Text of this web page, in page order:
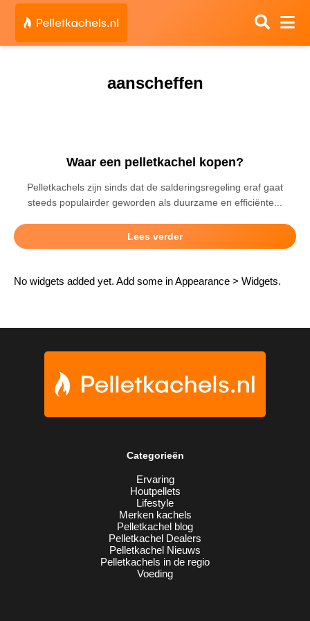
aanscheffen
Waar een pelletkachel kopen?
Pelletkachels zijn sinds dat de salderingsregeling eraf gaat
steeds populairder geworden als duurzame en efficiënte...
Lees verder
No widgets added yet. Add some in Appearance > Widgets.
Categorieën
Ervaring
Houtpellets
Lifestyle
Merken kachels
Pelletkachel blog
Pelletkachel Dealers
Pelletkachel Nieuws
Pelletkachels in de regio
Voeding